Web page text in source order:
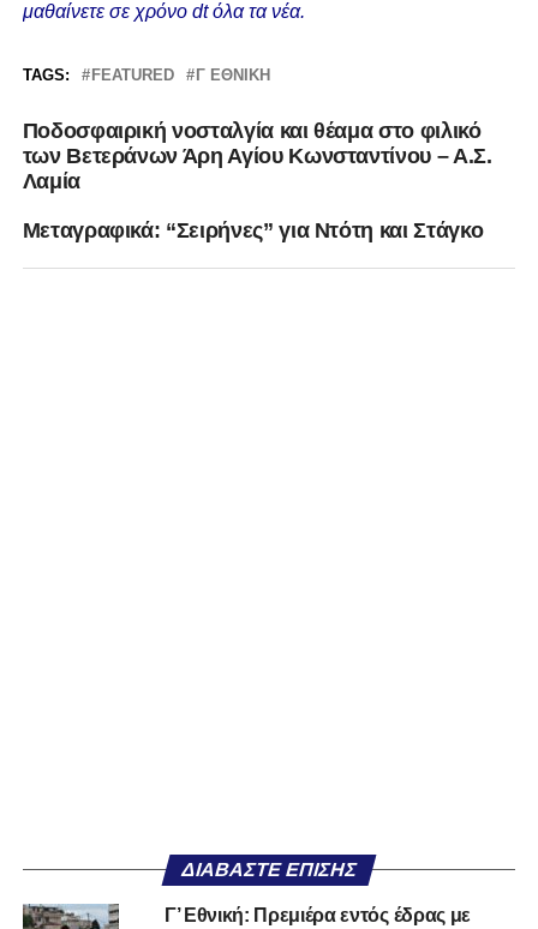
μαθαίνετε σε χρόνο dt όλα τα νέα.
TAGS: FEATURED Γ ΕΘΝΙΚΗ
Ποδοσφαιρική νοσταλγία και θέαμα στο φιλικό
των Βετεράνων Άρη Αγίου Κωνσταντίνου – Α.Σ.
Λαμία
Mεταγραφικά: “Σειρήνες” για Ντότη και Στάγκο
ΔΙΑΒΆΣΤΕ ΕΠΊΣΗΣ
Γ’ Εθνική: Πρεμιέρα εντός έδρας με